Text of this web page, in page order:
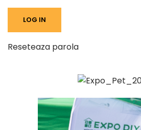
Reseteaza parola